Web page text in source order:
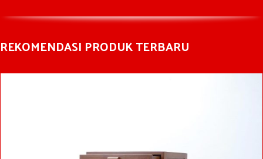
REKOMENDASI PRODUK TERBARU